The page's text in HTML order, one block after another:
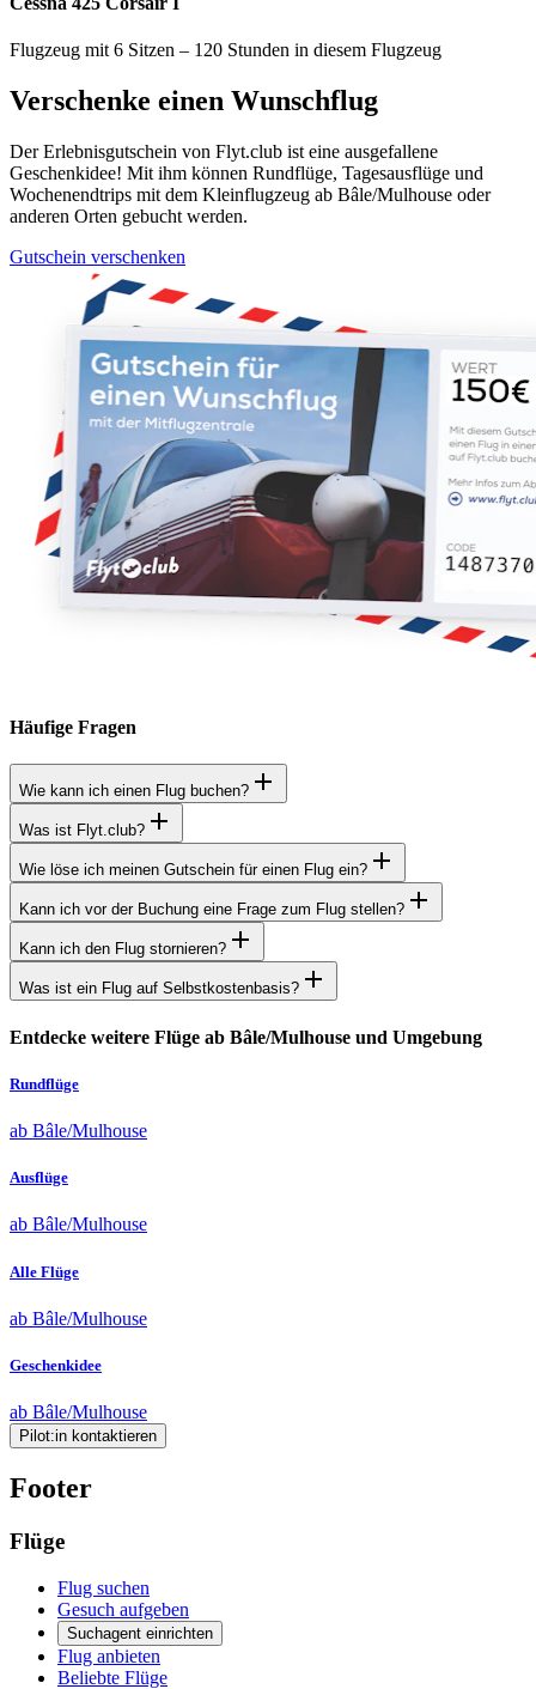
Flugzeug mit 6 Sitzen – 120 Stunden in diesem Flugzeug
Verschenke einen Wunschflug
Der Erlebnisgutschein von Flyt.club ist eine ausgefallene
Geschenkidee! Mit ihm können Rundflüge, Tagesausflüge und
Wochenendtrips mit dem Kleinflugzeug ab Bâle/Mulhouse oder
anderen Orten gebucht werden.
Gutschein verschenken
Häufige Fragen
Wie kann ich einen Flug buchen?
Was ist Flyt.club?
Wie löse ich meinen Gutschein für einen Flug ein?
Kann ich vor der Buchung eine Frage zum Flug stellen?
Kann ich den Flug stornieren?
Was ist ein Flug auf Selbstkostenbasis?
Entdecke weitere Flüge ab Bâle/Mulhouse und Umgebung
Rundflüge
ab Bâle/Mulhouse
Ausflüge
ab Bâle/Mulhouse
Alle Flüge
ab Bâle/Mulhouse
Geschenkidee
ab Bâle/Mulhouse
Pilot:in kontaktieren
Footer
Flüge
Flug suchen
Gesuch aufgeben
Suchagent einrichten
Flug anbieten
Beliebte Flüge